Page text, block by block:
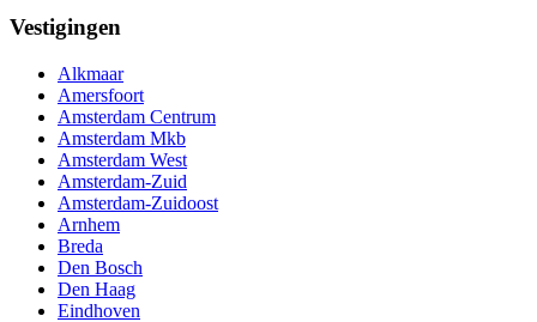
Vestigingen
Alkmaar
Amersfoort
Amsterdam Centrum
Amsterdam Mkb
Amsterdam West
Amsterdam-Zuid
Amsterdam-Zuidoost
Arnhem
Breda
Den Bosch
Den Haag
Eindhoven